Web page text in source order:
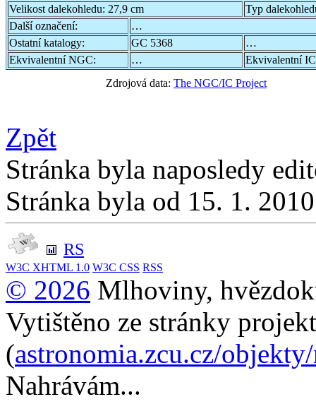
Velikost dalekohledu: 27,9 cm
Typ
Další označení:
…
Ostatní katalogy:
GC 5368
…
Ekvivalentní NGC:
…
Ekvivalentní
Zdrojová data: The NGC/IC Project
Zpět
Stránka byla naposledy
Stránka byla od 15. 1.
RS
W3C XHTML 1.0 W3C CSS RSS
© 2026 Mlhoviny,
Vytištěno ze stránky
(astronomia.zcu.cz/
Nahrávám...